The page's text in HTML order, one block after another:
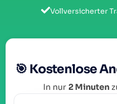
Vollversicherter
🎯 Kostenlose
In nur2 Minuten